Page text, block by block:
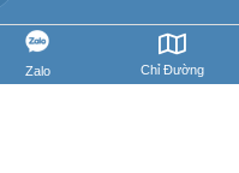
Zalo Chỉ Đường